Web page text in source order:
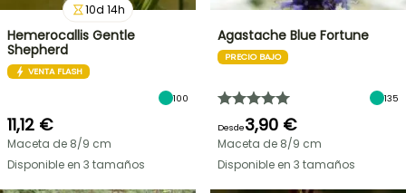
10d 14h
Hemerocallis Gentle
Shepherd
VENTA FLASH
100
11,12 €
Maceta de 8/9 cm
Disponible en 3 tamaños
Agastache Blue Fortune
PRECIO BAJO
135
Desde3,90 €
Maceta de 8/9 cm
Disponible en 3 tamaños